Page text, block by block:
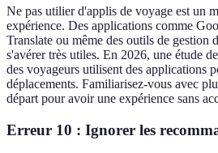
Ne pas utilier d'applis de voyage est un
expérience. Des applications comme
Translate ou même des outils de gestion
s'avérer très utiles. En 2026, une étude de
des voyageurs utilisent des applications
déplacements. Familiarisez-vous avec
départ pour avoir une expérience sans
Erreur 10 : Ignorer les